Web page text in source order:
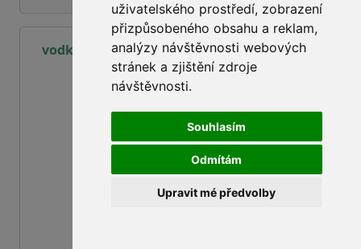
uživatelského prostředí, zobrazení
přizpůsobeného obsahu a reklam,
analýzy návštěvnosti webových
stránek a zjištění zdroje
návštěvnosti.
Souhlasím
Odmítám
Upravit mé předvolby
vodka Jelzin - Divine clear 37,5% 1L/6ks-bal.